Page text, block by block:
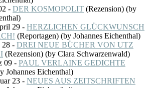
- DER KOSMOPOLIT (Rezension) (by
29 - HERZLICHEN GLÜCKWUNSCH
(Reportagen) (by Johannes Eichenthal)
28 - DREI NEUE BÜCHER VON UTZ
(Rezension) (by Clara Schwarzenwald)
09 - PAUL VERLAINE GEDICHTE
Johannes Eichenthal)
23 - NEUES AUS ZEITSCHRIFTEN